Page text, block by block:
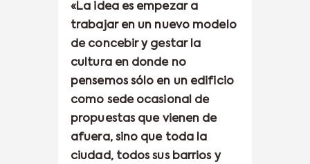
«La idea es empezar a
trabajar en un nuevo modelo
de concebir y gestar la
cultura en donde no
pensemos sólo en un edificio
como sede ocasional de
propuestas que vienen de
afuera, sino que toda la
ciudad, todos sus barrios y